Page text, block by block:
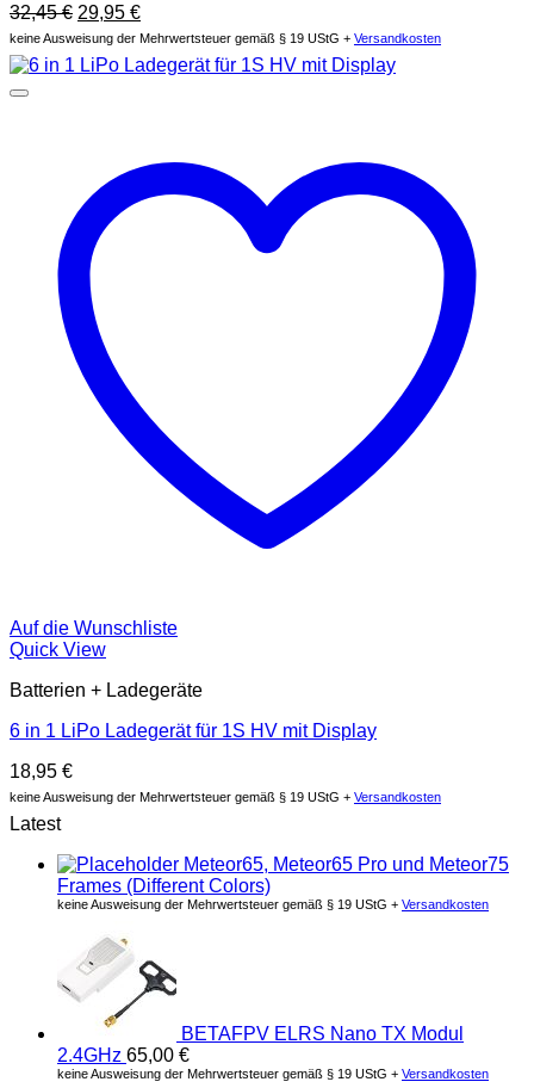
32,45€ Original
price
was:
32,45 €.
29,95 €Current
price
is:
29,95 €.
keine Ausweisung der Mehrwertsteuer gemäß § 19 UStG + Versandkosten
Auf die Wunschliste
Quick View
Batterien + Ladegeräte
6 in 1 LiPo Ladegerät für 1S HV mit Display
18,95 €
keine Ausweisung der Mehrwertsteuer gemäß § 19 UStG + Versandkosten
Latest
Meteor65, Meteor65 Pro und Meteor75
Frames (Different Colors)
keine Ausweisung der Mehrwertsteuer gemäß § 19 UStG + Versandkosten
BETAFPV ELRS Nano TX Modul
2.4GHz 65,00 €
keine Ausweisung der Mehrwertsteuer gemäß § 19 UStG + Versandkosten